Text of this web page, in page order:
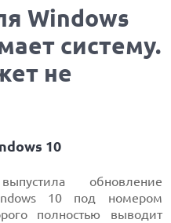
Windows
систему.
не
10
обновление
10 под номером
полностью выводит